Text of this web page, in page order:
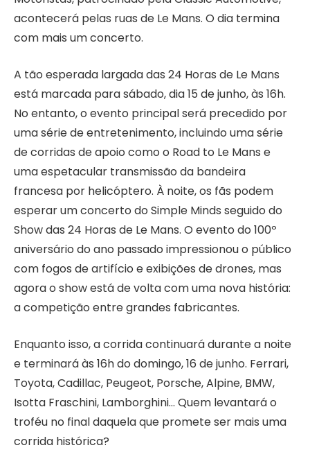
acontecerá pelas ruas de Le Mans. O dia termina
com mais um concerto.
A tão esperada largada das 24 Horas de Le Mans
está marcada para sábado, dia 15 de junho, às 16h.
No entanto, o evento principal será precedido por
uma série de entretenimento, incluindo uma série
de corridas de apoio como o Road to Le Mans e
uma espetacular transmissão da bandeira
francesa por helicóptero. À noite, os fãs podem
esperar um concerto do Simple Minds seguido do
Show das 24 Horas de Le Mans. O evento do 100º
aniversário do ano passado impressionou o público
com fogos de artifício e exibições de drones, mas
agora o show está de volta com uma nova história:
a competição entre grandes fabricantes.
Enquanto isso, a corrida continuará durante a noite
e terminará às 16h do domingo, 16 de junho. Ferrari,
Toyota, Cadillac, Peugeot, Porsche, Alpine, BMW,
Isotta Fraschini, Lamborghini… Quem levantará o
troféu no final daquela que promete ser mais uma
corrida histórica?